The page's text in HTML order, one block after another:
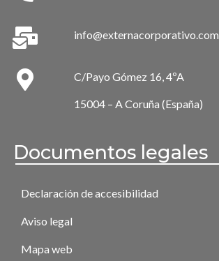
info@externacorporativo.com
C/Payo Gómez 16, 4ºA
15004 – A Coruña (España)
Documentos legales
Declaración de accesibilidad
Aviso legal
Mapa web